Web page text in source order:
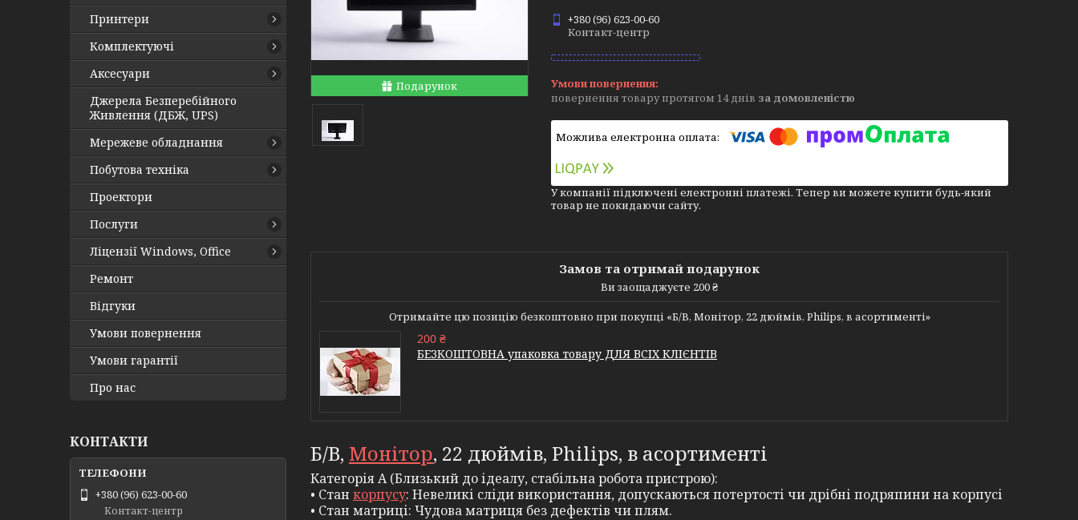
Подарунок
+380 (96) 623-00-60
Контакт-центр
повернення товару протягом 14 днів за домовленістю
У компанії підключені електронні платежі. Тепер ви можете купити будь-який
товар не покидаючи сайту.
Замов та отримай подарунок
Ви заощаджуєте 200 ₴
Отримайте цю позицію безкоштовно при покупці «Б/В, Монітор, 22 дюймів, Philips, в асортименті»
200 ₴
БЕЗКОШТОВНА упаковка товару ДЛЯ ВСІХ КЛІЄНТІВ
Б/В, Монітор, 22 дюймів, Philips, в асортименті
Категорія А (Близький до ідеалу, стабільна робота пристрою):
• Стан корпусу: Невеликі сліди використання, допускаються потертості чи дрібні подряпини на корпусі
• Стан матриці: Чудова матриця без дефектів чи плям.
Принтери
Комплектуючі
Аксесуари
Джерела Безперебійного
Живлення (ДБЖ, UPS)
Мережеве обладнання
Побутова техніка
Проектори
Послуги
Ліцензії Windows, Office
Ремонт
Відгуки
Умови повернення
Умови гарантії
Про нас
КОНТАКТИ
+380 (96) 623-00-60
Контакт-центр